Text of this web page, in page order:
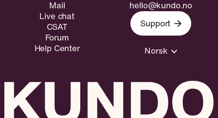
Mail
Live chat
CSAT
Forum
Help Center
hello@kundo.no
Support
Norsk